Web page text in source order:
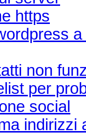
https
non
per
social
indirizzi